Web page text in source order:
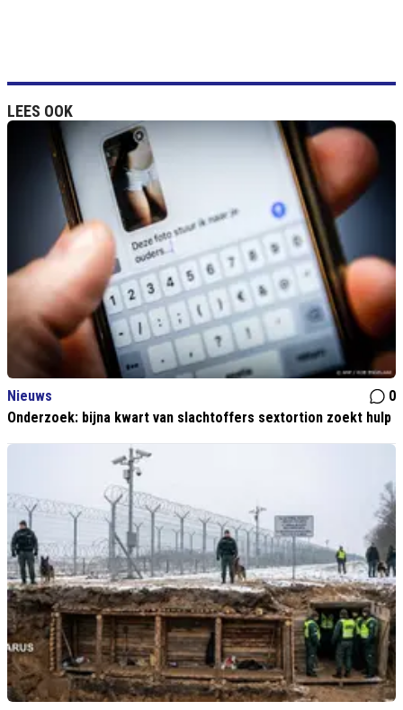
LEES OOK
Nieuws
0
Onderzoek: bijna kwart van slachtoffers sextortion zoekt hulp